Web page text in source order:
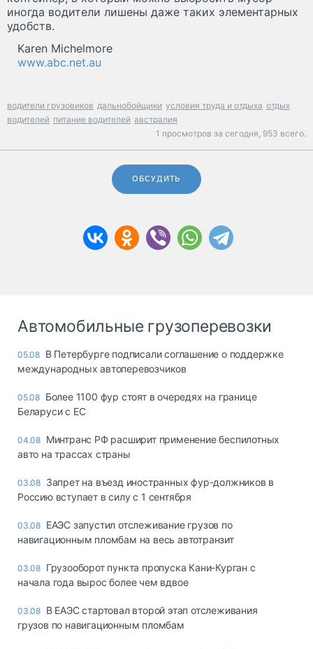
иногда водители лишены даже таких элементарных
удобств.
Karen Michelmore
www.abc.net.au
водители грузовиков дальнобойщики условия труда и отдыха отдых
водителей питание водителей австралия
1 просмотров за сегодня, 953 всего.
ОБСУДИТЬ
Автомобильные грузоперевозки
05.08 В Петербурге подписали соглашение о поддержке
международных автоперевозчиков
05.08 Более 1100 фур стоят в очередях на границе
Беларуси с ЕС
04.08 Минтранс РФ расширит применение беспилотных
авто на трассах страны
03.08 Запрет на въезд иностранных фур-должников в
Россию вступает в силу с 1 сентября
03.08 ЕАЭС запустил отслеживание грузов по
навигационным пломбам на весь автотранзит
03.08 Грузооборот пункта пропуска Кани-Курган с
начала года вырос более чем вдвое
03.08 В ЕАЭС стартовал второй этап отслеживания
грузов по навигационным пломбам